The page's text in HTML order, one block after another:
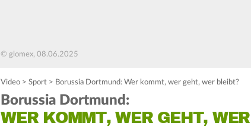
© glomex, 08.06.2025
Video > Sport > Borussia Dortmund: Wer kommt, wer geht, wer bleibt?
Borussia Dortmund:
WER KOMMT, WER GEHT,